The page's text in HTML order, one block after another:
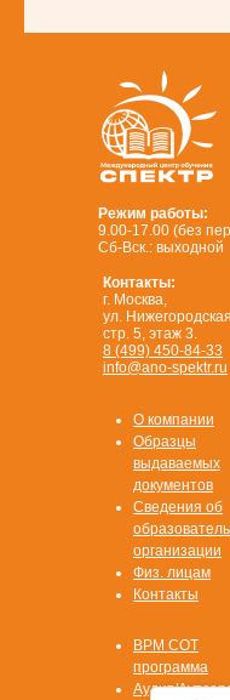
Режим работы:
9.00-17.00 (без
Сб-Вск.: выходной
Контакты:
г. Москва,
ул.
стр. 5, этаж 3.
8 (499) 450-84-33
info@ano-spektr.ru
ВРМ СОТ
программа
Аудит/
О компании
Образцы
выдаваемых
документов
Сведения об
организации
Физ. лицам
Контакты